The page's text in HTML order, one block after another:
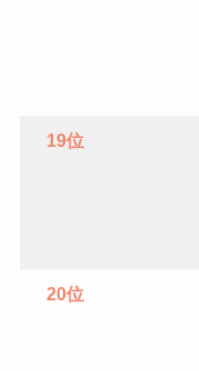
19位
20位